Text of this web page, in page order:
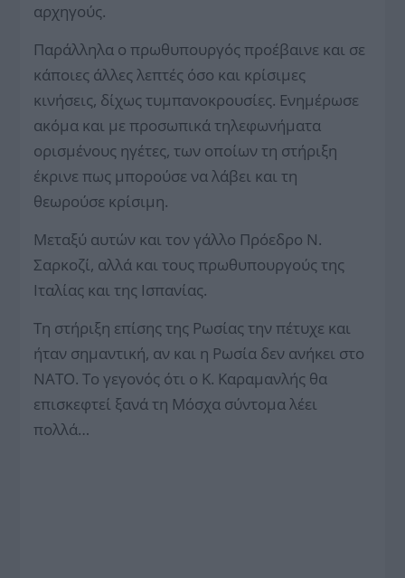
αρχηγούς.
Παράλληλα ο πρωθυπουργός προέβαινε και σε
κάποιες άλλες λεπτές όσο και κρίσιμες
κινήσεις, δίχως τυμπανοκρουσίες. Ενημέρωσε
ακόμα και με προσωπικά τηλεφωνήματα
ορισμένους ηγέτες, των οποίων τη στήριξη
έκρινε πως μπορούσε να λάβει και τη
θεωρούσε κρίσιμη.
Μεταξύ αυτών και τον γάλλο Πρόεδρο Ν.
Σαρκοζί, αλλά και τους πρωθυπουργούς της
Ιταλίας και της Ισπανίας.
Τη στήριξη επίσης της Ρωσίας την πέτυχε και
ήταν σημαντική, αν και η Ρωσία δεν ανήκει στο
ΝΑΤΟ. Το γεγονός ότι ο Κ. Καραμανλής θα
επισκεφτεί ξανά τη Μόσχα σύντομα λέει
πολλά…